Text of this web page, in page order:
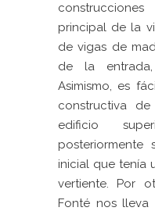
principal de la
de vigas de
de la
Asimismo, es
constructiva
edificio
posteriormente
inicial que tenía
vertiente. Por
Fonté nos